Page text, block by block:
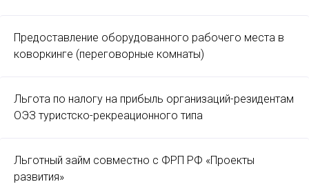
Предоставление оборудованного рабочего места в
коворкинге (переговорные комнаты)
Льгота по налогу на прибыль организаций-резидентам
ОЭЗ туристско-рекреационного типа
Льготный займ совместно с ФРП РФ «Проекты
развития»